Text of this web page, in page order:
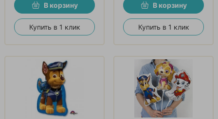
В корзину
Купить в 1 клик
В корзину
Купить в 1 клик